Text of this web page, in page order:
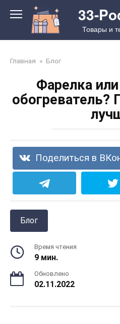
контенту
33-
Товары и
Главная » Блог
Фарелка
обогреватель?
Поделиться в
Блог
Время чтения
9 мин.
Обновлено
02.11.2022